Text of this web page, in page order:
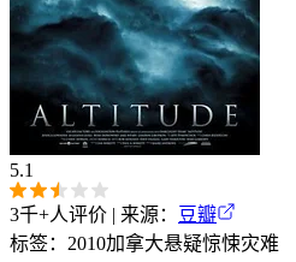
5.1
3千+人评价 | 来源：
豆瓣
标签： 2010加拿大悬疑惊悚灾难